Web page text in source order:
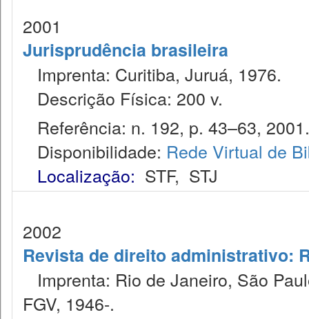
2001
Jurisprudência brasileira
Imprenta: Curitiba, Juruá, 1976.
Descrição Física: 200 v.
Referência: n. 192, p. 43–63, 2001.
Disponibilidade: Rede Virtual de
Localização: STF, STJ
2002
Revista de direito administrativo:
Imprenta: Rio de Janeiro, São
FGV, 1946-.